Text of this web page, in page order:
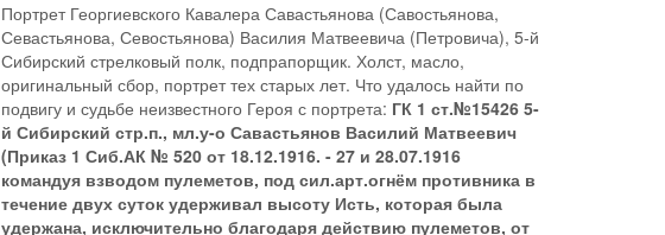
Портрет Георгиевского Кавалера Савастьянова (Савостьянова,
Севастьянова, Севостьянова) Василия Матвеевича (Петровича), 5-й
Сибирский стрелковый полк, подпрапорщик. Холст, масло,
оригинальный сбор, портрет тех старых лет. Что удалось найти по
подвигу и судьбе неизвестного Героя с портрета: ГК 1 ст.№15426 5-
й Сибирский стр.п., мл.у-о Савастьянов Василий Матвеевич
(Приказ 1 Сиб.АК № 520 от 18.12.1916. - 27 и 28.07.1916
командуя взводом пулеметов, под сил.арт.огнём противника в
течение двух суток удерживал высоту Исть, которая была
удержана, исключительно благодаря действию пулеметов, от